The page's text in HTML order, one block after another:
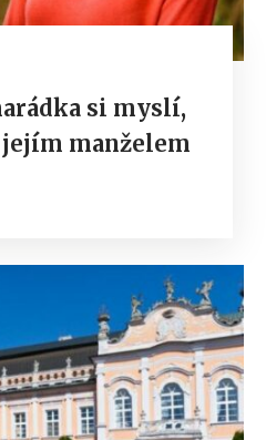
si myslí,
jejím manželem